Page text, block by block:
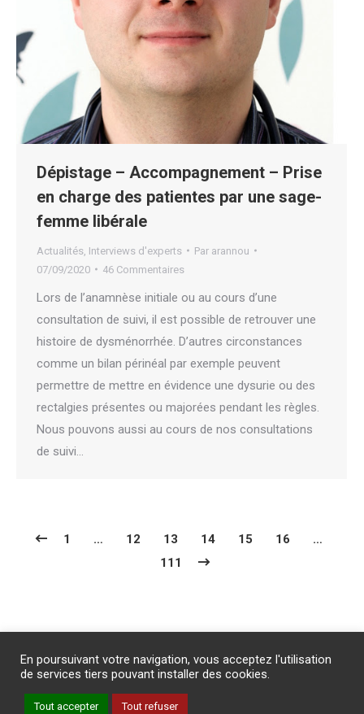
Dépistage – Accompagnement – Prise
en charge des patientes par une sage-
femme libérale
Actualités Interviews d'experts Par arannou
07/09/2020
46 Commentaires
Lors de l’anamnèse initiale ou au cours d’une
consultation de suivi, il est possible de retrouver une
histoire de dysménorrhée. D’autres circonstances
comme un bilan périnéal par exemple peuvent
permettre de mettre en évidence une dysurie ou des
rectalgies présentes ou majorées pendant les règles.
Nous pouvons aussi au cours de nos consultations
de suivi…
1 … 12 13 14 15 16
…
111
PROTECTION DES DONNEES PERSONNELLES
Copyright © AM
En poursuivant votre navigation, vous acceptez l'utilisation
de services tiers pouvant installer des cookies.
Tout accepter Tout refuser